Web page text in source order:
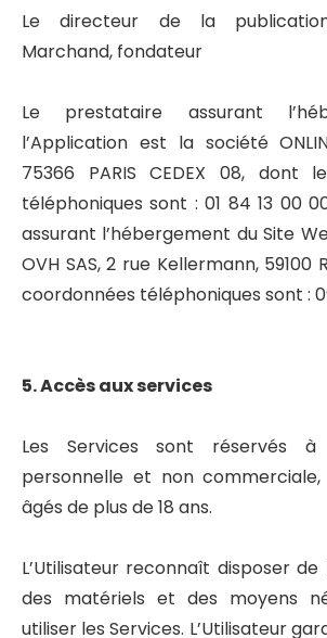
Le directeur de la
Marchand, fondateur
Le prestataire assurant
l’Application est la société
75366 PARIS CEDEX 08, dont
téléphoniques sont : 01 84 13 00
assurant l’hébergement du Site
OVH SAS, 2 rue Kellermann, 59100
coordonnées téléphoniques sont :
5. Accès aux services
Les Services sont réservés à
personnelle et non commerciale,
âgés de plus de 18 ans.
L’Utilisateur reconnaît disposer
des matériels et des moyens
utiliser les Services. L’Utilisateur